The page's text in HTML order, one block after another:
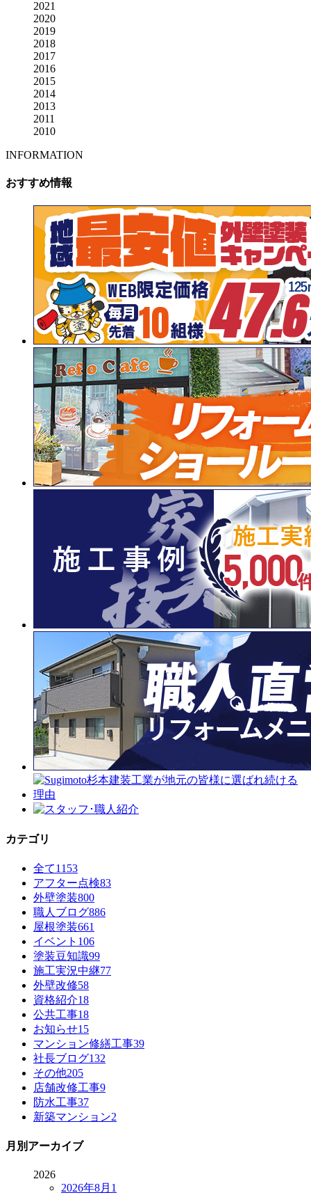
2021
2020
2019
2018
2017
2016
2015
2014
2013
2011
2010
INFORMATION
おすすめ情報
カテゴリ
全て1153
アフター点検83
外壁塗装800
職人ブログ886
屋根塗装661
イベント 106
塗装豆知識99
施工実況中継77
外壁改修58
資格紹介18
公共工事18
お知らせ15
マンション修繕工事39
社長ブログ132
その他205
店舗改修工事9
防水工事37
新築マンション2
月別アーカイブ
2026
2026年8月 1